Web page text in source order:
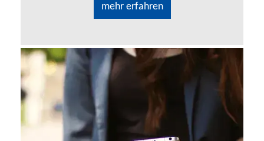
mehr erfahren